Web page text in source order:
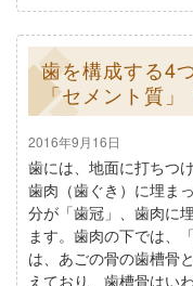
歯を構成する4
「セメント質
2016年9月16日
歯には、地面に打ちつ
歯肉（歯ぐき）に埋ま
分が「歯冠」、歯肉に
ます。歯肉の下では、
は、あごの骨の歯槽骨
えており、歯槽骨はい